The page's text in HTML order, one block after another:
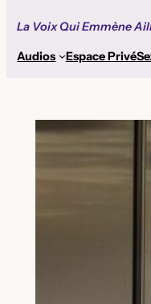
La Voix Qui Emmène
Audios Espace Privé